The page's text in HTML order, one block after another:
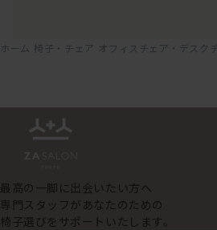
ホーム 椅子・チェア オフィスチェア・デスク
最高の一脚に出会いたい方へ
専門スタッフがあなたのための
椅子選びをサポートいたします。